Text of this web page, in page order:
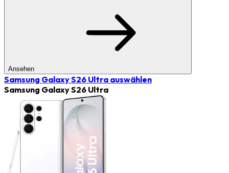
Ansehen
Samsung Galaxy S26 Ultra auswählen
Samsung Galaxy S26 Ultra